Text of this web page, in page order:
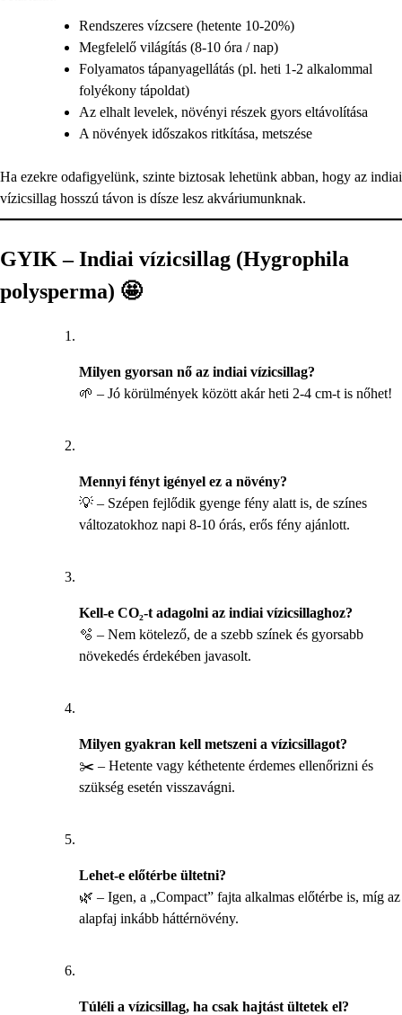
Rendszeres vízcsere (hetente 10-20%)
Megfelelő világítás (8-10 óra / nap)
Folyamatos tápanyagellátás (pl. heti 1-2 alkalommal
folyékony tápoldat)
Az elhalt levelek, növényi részek gyors eltávolítása
A növények időszakos ritkítása, metszése
Ha ezekre odafigyelünk, szinte biztosak lehetünk abban, hogy az indiai
vízicsillag hosszú távon is dísze lesz akváriumunknak.
GYIK – Indiai vízicsillag (Hygrophila
polysperma) 🤩
Milyen gyorsan nő az indiai vízicsillag?
🌱 – Jó körülmények között akár heti 2-4 cm-t is nőhet!
Mennyi fényt igényel ez a növény?
💡 – Szépen fejlődik gyenge fény alatt is, de színes
változatokhoz napi 8-10 órás, erős fény ajánlott.
Kell-e CO₂-t adagolni az indiai vízicsillaghoz?
🫧 – Nem kötelező, de a szebb színek és gyorsabb
növekedés érdekében javasolt.
Milyen gyakran kell metszeni a vízicsillagot?
✂️ – Hetente vagy kéthetente érdemes ellenőrizni és
szükség esetén visszavágni.
Lehet-e előtérbe ültetni?
🌿 – Igen, a „Compact” fajta alkalmas előtérbe is, míg az
alapfaj inkább háttérnövény.
Túléli a vízicsillag, ha csak hajtást ültetek el?